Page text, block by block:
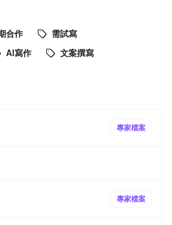
合作
需試寫
AI寫作 文案撰寫
專家檔案
專家檔案